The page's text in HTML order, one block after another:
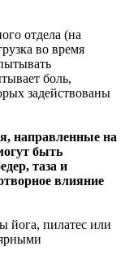
отдела (на
во время
боль,
задействованы
направленные на
быть
таза и
влияние
йога, пилатес или